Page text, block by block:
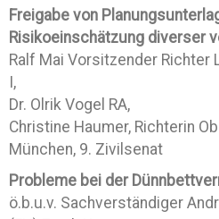
Freigabe von
Risikoeinschätzung diverser
Ralf Mai Vorsitzender Richter
I,
Dr. Olrik Vogel RA,
Christine Haumer, Richterin
München, 9. Zivilsenat
Probleme bei der
ö.b.u.v. Sachverständiger